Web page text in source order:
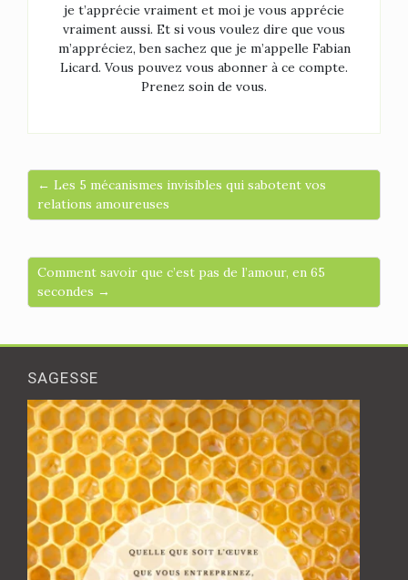
je t’apprécie vraiment et moi je vous apprécie
vraiment aussi. Et si vous voulez dire que vous
m’appréciez, ben sachez que je m’appelle Fabian
Licard. Vous pouvez vous abonner à ce compte.
Prenez soin de vous.
← Les 5 mécanismes invisibles qui sabotent vos
relations amoureuses
Comment savoir que c’est pas de l’amour, en 65
secondes →
SAGESSE